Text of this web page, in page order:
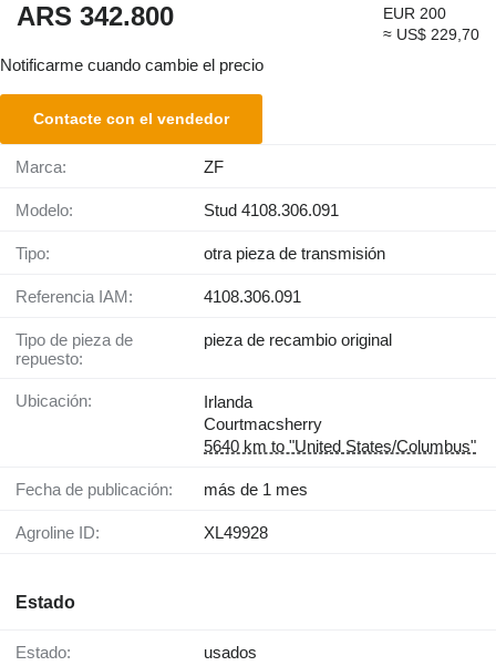
ARS 342.800
EUR 200
≈ US$ 229,70
Notificarme cuando cambie el precio
Contacte con el vendedor
Marca: ZF
Modelo: Stud 4108.306.091
Tipo: otra pieza de transmisión
Referencia IAM: 4108.306.091
Tipo de pieza de
repuesto:
pieza de recambio original
Ubicación:
Irlanda
Courtmacsherry
5640 km to "United States/Columbus"
Fecha de publicación: más de 1 mes
Agroline ID: XL49928
Estado
Estado: usados